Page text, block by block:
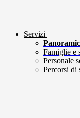
Servizi
Famiglie e
Personale
Percorsi di